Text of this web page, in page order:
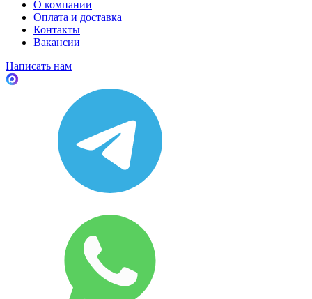
О компании
Оплата и доставка
Контакты
Вакансии
Написать нам